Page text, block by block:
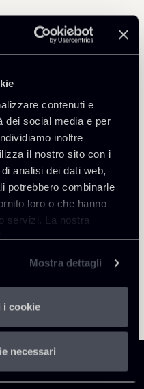
contenuti e
dei social media e per
inoltre
il nostro sito con i
analisi dei dati web,
potrebbero combinarle
loro o che hanno
servizi. La nostra
qui.
Mostra dettagli
i cookie
necessari
Insights